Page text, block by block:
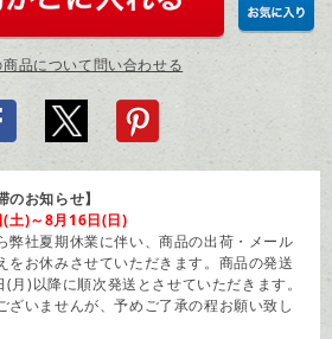
商品について問い合わせる
のお知らせ】
土)～8月16日(日)
弊社夏期休業に伴い、商品の出荷・メール
をお休みさせていただきます。商品の発送
月)以降に順次発送とさせていただきます。
ざいませんが、予めご了承の程お願い致し